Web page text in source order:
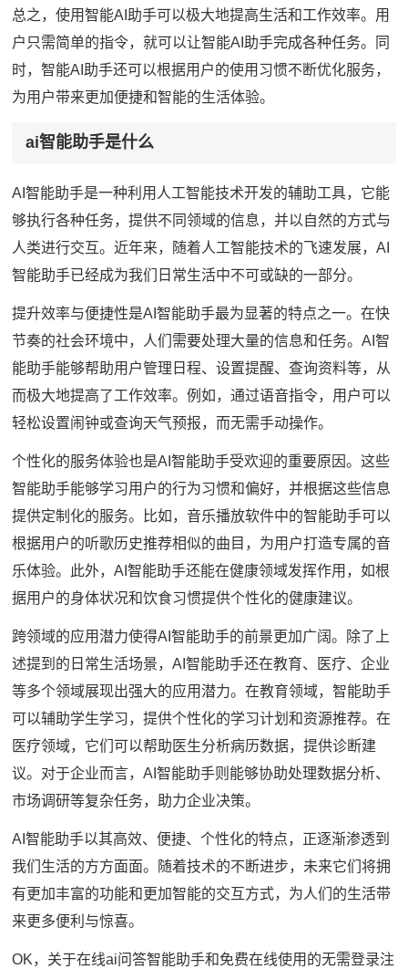
总之，使用智能AI助手可以极大地提高生活和工作效率。用
户只需简单的指令，就可以让智能AI助手完成各种任务。同
时，智能AI助手还可以根据用户的使用习惯不断优化服务，
为用户带来更加便捷和智能的生活体验。
ai智能助手是什么
AI智能助手是一种利用人工智能技术开发的辅助工具，它能
够执行各种任务，提供不同领域的信息，并以自然的方式与
人类进行交互。近年来，随着人工智能技术的飞速发展，AI
智能助手已经成为我们日常生活中不可或缺的一部分。
提升效率与便捷性是AI智能助手最为显著的特点之一。在快
节奏的社会环境中，人们需要处理大量的信息和任务。AI智
能助手能够帮助用户管理日程、设置提醒、查询资料等，从
而极大地提高了工作效率。例如，通过语音指令，用户可以
轻松设置闹钟或查询天气预报，而无需手动操作。
个性化的服务体验也是AI智能助手受欢迎的重要原因。这些
智能助手能够学习用户的行为习惯和偏好，并根据这些信息
提供定制化的服务。比如，音乐播放软件中的智能助手可以
根据用户的听歌历史推荐相似的曲目，为用户打造专属的音
乐体验。此外，AI智能助手还能在健康领域发挥作用，如根
据用户的身体状况和饮食习惯提供个性化的健康建议。
跨领域的应用潜力使得AI智能助手的前景更加广阔。除了上
述提到的日常生活场景，AI智能助手还在教育、医疗、企业
等多个领域展现出强大的应用潜力。在教育领域，智能助手
可以辅助学生学习，提供个性化的学习计划和资源推荐。在
医疗领域，它们可以帮助医生分析病历数据，提供诊断建
议。对于企业而言，AI智能助手则能够协助处理数据分析、
市场调研等复杂任务，助力企业决策。
AI智能助手以其高效、便捷、个性化的特点，正逐渐渗透到
我们生活的方方面面。随着技术的不断进步，未来它们将拥
有更加丰富的功能和更加智能的交互方式，为人们的生活带
来更多便利与惊喜。
OK，关于在线ai问答智能助手和免费在线使用的无需登录注